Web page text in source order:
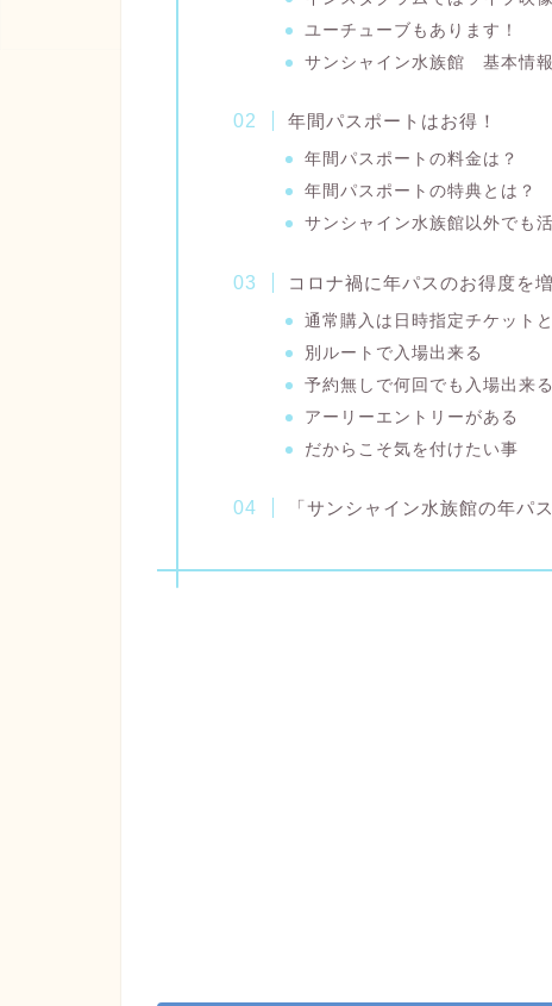
ユーチューブもあります！
サンシャイン水族館 基本情報
年間パスポートはお得！
年間パスポートの料金は？
年間パスポートの特典とは？
サンシャイン水族館以外でも
コロナ禍に年パスのお得度を
通常購入は日時指定チケット
別ルートで入場出来る
予約無しで何回でも入場出来る
アーリーエントリーがある
だからこそ気を付けたい事
「サンシャイン水族館の年パ